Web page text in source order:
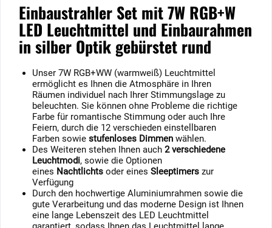
Einbaustrahler Set mit 7W RGB+W
LED Leuchtmittel und Einbaurahmen
in silber Optik gebürstet rund
Unser 7W RGB+WW (warmweiß) Leuchtmittel
ermöglicht es Ihnen die Atmosphäre in Ihren
Räumen individuel nach Ihrer Stimmungslage zu
beleuchten. Sie können ohne Probleme die richtige
Farbe für romantische Stimmung oder auch Ihre
Feiern, durch die 12 verschieden einstellbaren
Farben sowie stufenloses Dimmen wählen.
Des Weiteren stehen Ihnen auch 2 verschiedene
Leuchtmodi, sowie die Optionen
eines Nachtlichts oder eines Sleeptimers zur
Verfügung
Durch den hochwertige Aluminiumrahmen sowie die
gute Verarbeitung und das moderne Design ist Ihnen
eine lange Lebenszeit des LED Leuchtmittel